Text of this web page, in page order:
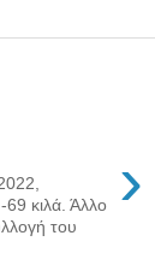
›
κιλά. Άλλο
του